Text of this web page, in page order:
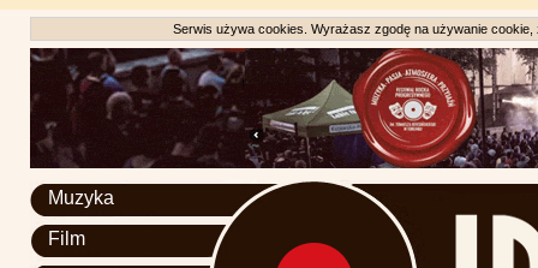
Serwis używa cookies. Wyrażasz zgodę na używanie
Muzyka
Film